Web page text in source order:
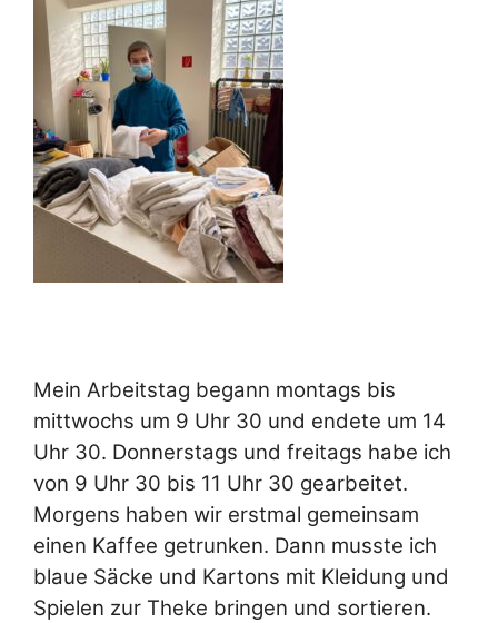
Mein Arbeitstag begann montags bis
mittwochs um 9 Uhr 30 und endete um 14
Uhr 30. Donnerstags und freitags habe ich
von 9 Uhr 30 bis 11 Uhr 30 gearbeitet.
Morgens haben wir erstmal gemeinsam
einen Kaffee getrunken. Dann musste ich
blaue Säcke und Kartons mit Kleidung und
Spielen zur Theke bringen und sortieren.